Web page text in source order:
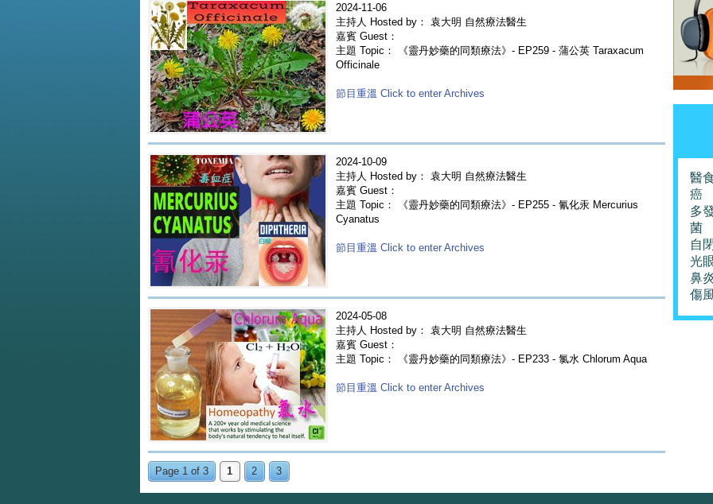
2024-11-06
主持人 Hosted by： 袁大明 自然療法醫生
嘉賓 Guest：
主題 Topic： 《靈丹妙藥的同類療法》- EP259 - 蒲公英 Taraxacum
Officinale
節目重溫 Click to enter Archives
2024-10-09
主持人 Hosted by： 袁大明 自然療法醫生
嘉賓 Guest：
主題 Topic： 《靈丹妙藥的同類療法》- EP255 - 氰化汞 Mercurius
Cyanatus
節目重溫 Click to enter Archives
2024-05-08
主持人 Hosted by： 袁大明 自然療法醫生
嘉賓 Guest：
主題 Topic： 《靈丹妙藥的同類療法》- EP233 - 氯水 Chlorum Aqua
節目重溫 Click to enter Archives
Page 1 of 3 1 2 3
醫
癌
多
菌
自
光
鼻
傷